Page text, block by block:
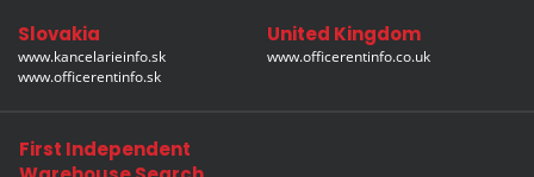
Slovakia
www.kancelarieinfo.sk
www.officerentinfo.sk
United Kingdom
www.officerentinfo.co.uk
First Independent